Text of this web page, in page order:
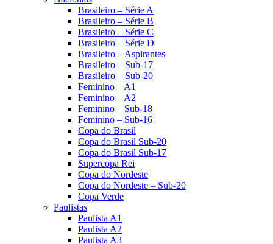
Brasileiro – Série A
Brasileiro – Série B
Brasileiro – Série C
Brasileiro – Série D
Brasileiro – Aspirantes
Brasileiro – Sub-17
Brasileiro – Sub-20
Feminino – A1
Feminino – A2
Feminino – Sub-18
Feminino – Sub-16
Copa do Brasil
Copa do Brasil Sub-20
Copa do Brasil Sub-17
Supercopa Rei
Copa do Nordeste
Copa do Nordeste – Sub-20
Copa Verde
Paulistas
Paulista A1
Paulista A2
Paulista A3